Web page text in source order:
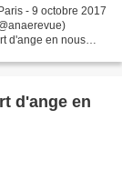
- 9 octobre 2017
d'ange en nous
d'ange en